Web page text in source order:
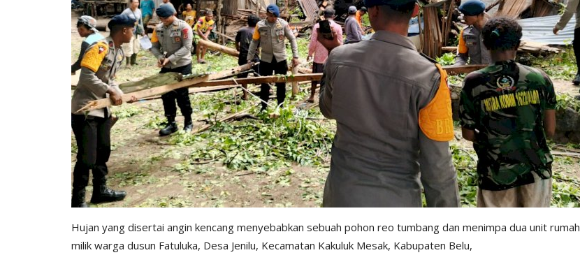
Hujan yang disertai angin kencang menyebabkan sebuah pohon reo tumbang dan menimpa dua unit rumah
milik warga dusun Fatuluka, Desa Jenilu, Kecamatan Kakuluk Mesak, Kabupaten Belu,